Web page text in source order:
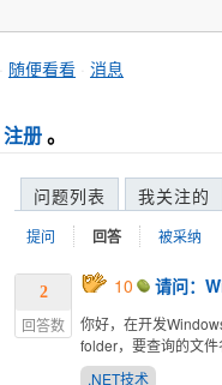
随便看看 消息
注册。
问题列表 我关注的
提问 回答 被采纳
2
回答数
10 请问：
你好，在开发
folder，要查询的文
.NET技术